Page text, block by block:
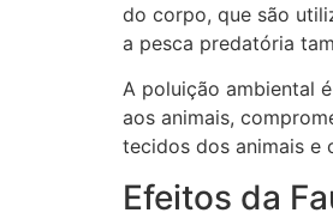
do corpo, que são
a pesca predatória
A poluição ambiental
aos animais,
tecidos dos animais e
Efeitos da